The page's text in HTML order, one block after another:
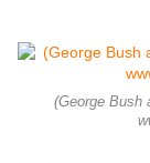
(George Bush